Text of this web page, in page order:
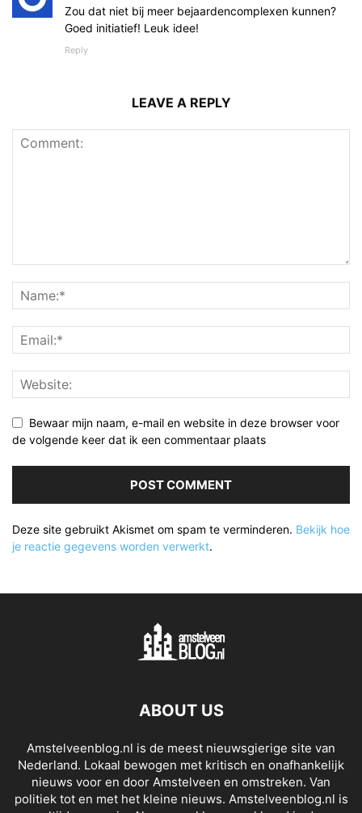
Zou dat niet bij meer bejaardencomplexen kunnen?
Goed initiatief! Leuk idee!
Reply
LEAVE A REPLY
Bewaar mijn naam, e-mail en website in deze browser voor
de volgende keer dat ik een commentaar plaats
Deze site gebruikt Akismet om spam te verminderen. Bekijk hoe
je reactie gegevens worden verwerkt.
ABOUT US
Amstelveenblog.nl is de meest nieuwsgierige site van
Nederland. Lokaal bewogen met kritisch en onafhankelijk
nieuws voor en door Amstelveen en omstreken. Van
politiek tot en met het kleine nieuws. Amstelveenblog.nl is